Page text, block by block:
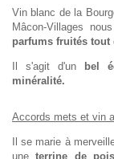
Vin blanc de la
Mâcon-Villages
parfums fruités tout
Il s'agit d'un bel
minéralité.
Accords mets et vin
Il se marie à
uneterrine de